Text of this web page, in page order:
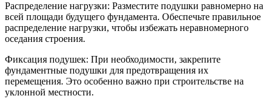
Распределение нагрузки: Разместите подушки равномерно на
всей площади будущего фундамента. Обеспечьте правильное
распределение нагрузки, чтобы избежать неравномерного
оседания строения.
Фиксация подушек: При необходимости, закрепите
фундаментные подушки для предотвращения их
перемещения. Это особенно важно при строительстве на
уклонной местности.